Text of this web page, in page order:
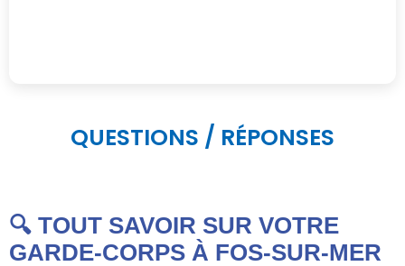
QUESTIONS / RÉPONSES
🔍 TOUT SAVOIR SUR VOTRE
GARDE-CORPS À FOS-SUR-MER